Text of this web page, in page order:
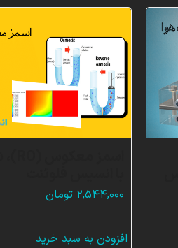
۲,۵۴۴,۰۰۰ تومان
افزودن به سبد خرید